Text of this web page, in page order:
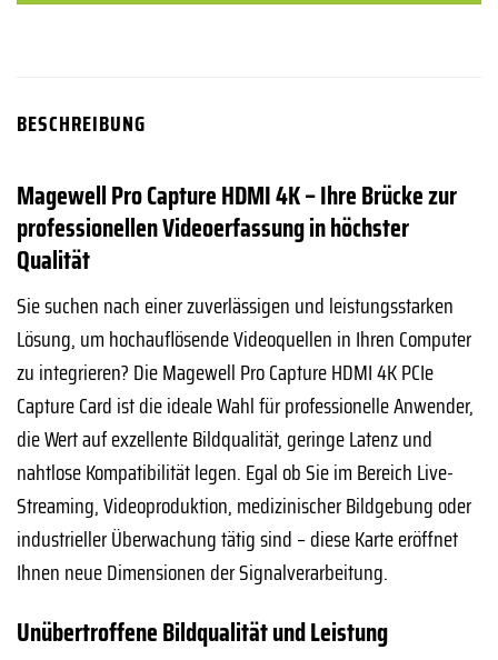
BESCHREIBUNG
Magewell Pro Capture HDMI 4K – Ihre Brücke zur
professionellen Videoerfassung in höchster
Qualität
Sie suchen nach einer zuverlässigen und leistungsstarken
Lösung, um hochauflösende Videoquellen in Ihren Computer
zu integrieren? Die Magewell Pro Capture HDMI 4K PCIe
Capture Card ist die ideale Wahl für professionelle Anwender,
die Wert auf exzellente Bildqualität, geringe Latenz und
nahtlose Kompatibilität legen. Egal ob Sie im Bereich Live-
Streaming, Videoproduktion, medizinischer Bildgebung oder
industrieller Überwachung tätig sind – diese Karte eröffnet
Ihnen neue Dimensionen der Signalverarbeitung.
Unübertroffene Bildqualität und Leistung